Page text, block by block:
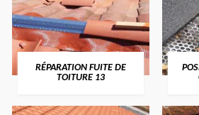
RÉPARATION FUITE DE
TOITURE 13